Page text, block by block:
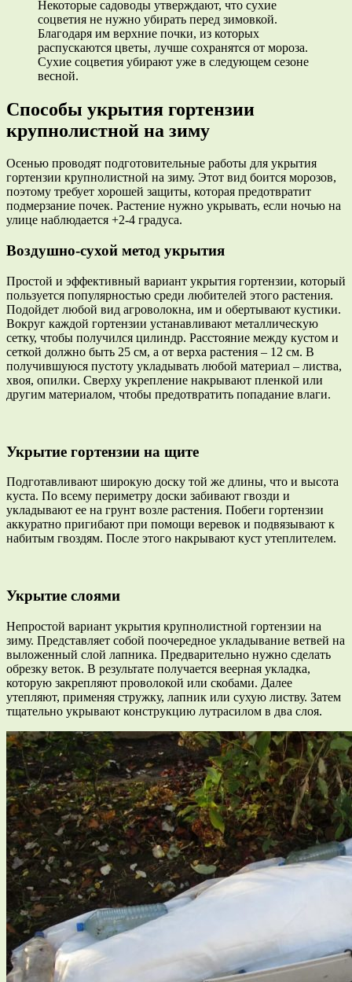
Некоторые садоводы утверждают, что сухие
соцветия не нужно убирать перед зимовкой.
Благодаря им верхние почки, из которых
распускаются цветы, лучше сохранятся от мороза.
Сухие соцветия убирают уже в следующем сезоне
весной.
Способы укрытия гортензии
крупнолистной на зиму
Осенью проводят подготовительные работы для укрытия
гортензии крупнолистной на зиму. Этот вид боится морозов,
поэтому требует хорошей защиты, которая предотвратит
подмерзание почек. Растение нужно укрывать, если ночью на
улице наблюдается +2-4 градуса.
Воздушно-сухой метод укрытия
Простой и эффективный вариант укрытия гортензии, который
пользуется популярностью среди любителей этого растения.
Подойдет любой вид агроволокна, им и обертывают кустики.
Вокруг каждой гортензии устанавливают металлическую
сетку, чтобы получился цилиндр. Расстояние между кустом и
сеткой должно быть 25 см, а от верха растения – 12 см. В
получившуюся пустоту укладывать любой материал – листва,
хвоя, опилки. Сверху укрепление накрывают пленкой или
другим материалом, чтобы предотвратить попадание влаги.
Укрытие гортензии на щите
Подготавливают широкую доску той же длины, что и высота
куста. По всему периметру доски забивают гвозди и
укладывают ее на грунт возле растения. Побеги гортензии
аккуратно пригибают при помощи веревок и подвязывают к
набитым гвоздям. После этого накрывают куст утеплителем.
Укрытие слоями
Непростой вариант укрытия крупнолистной гортензии на
зиму. Представляет собой поочередное укладывание ветвей на
выложенный слой лапника. Предварительно нужно сделать
обрезку веток. В результате получается веерная укладка,
которую закрепляют проволокой или скобами. Далее
утепляют, применяя стружку, лапник или сухую листву. Затем
тщательно укрывают конструкцию лутрасилом в два слоя.